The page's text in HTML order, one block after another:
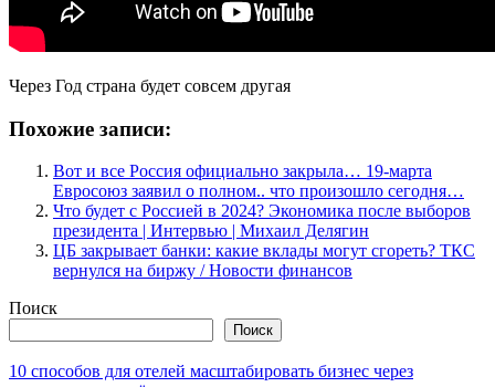
Через Год страна будет совсем другая
Похожие записи:
Вот и все Россия официально закрыла… 19-марта
Евросоюз заявил о полном.. что произошло сегодня…
Что будет с Россией в 2024? Экономика после выборов
президента | Интервью | Михаил Делягин
ЦБ закрывает банки: какие вклады могут сгореть? ТКС
вернулся на биржу / Новости финансов
Поиск
Поиск
10 способов для отелей масштабировать бизнес через